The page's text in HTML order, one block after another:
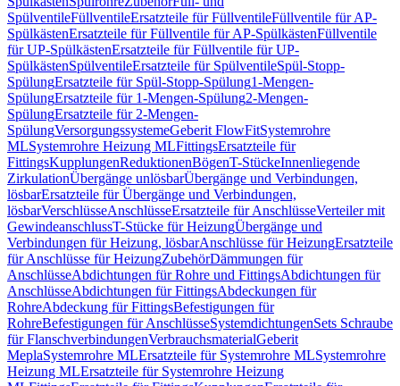
SpülventileFüllventileErsatzteile für FüllventileFüllventile für AP-
SpülkästenErsatzteile für Füllventile für AP-SpülkästenFüllventile
für UP-SpülkästenErsatzteile für Füllventile für UP-
SpülkästenSpülventileErsatzteile für SpülventileSpül-Stopp-
SpülungErsatzteile für Spül-Stopp-Spülung1-Mengen-
SpülungErsatzteile für 1-Mengen-Spülung2-Mengen-
SpülungErsatzteile für 2-Mengen-
SpülungVersorgungssystemeGeberit FlowFitSystemrohre
MLSystemrohre Heizung MLFittingsErsatzteile für
FittingsKupplungenReduktionenBögenT-StückeInnenliegende
ZirkulationÜbergänge unlösbarÜbergänge und Verbindungen,
lösbarErsatzteile für Übergänge und Verbindungen,
lösbarVerschlüsseAnschlüsseErsatzteile für AnschlüsseVerteiler mit
GewindeanschlussT-Stücke für HeizungÜbergänge und
Verbindungen für Heizung, lösbarAnschlüsse für HeizungErsatzteile
für Anschlüsse für HeizungZubehörDämmungen für
AnschlüsseAbdichtungen für Rohre und FittingsAbdichtungen für
AnschlüsseAbdichtungen für FittingsAbdeckungen für
RohreAbdeckung für FittingsBefestigungen für
RohreBefestigungen für AnschlüsseSystemdichtungenSets Schraube
für FlanschverbindungenVerbrauchsmaterialGeberit
MeplaSystemrohre MLErsatzteile für Systemrohre MLSystemrohre
Heizung MLErsatzteile für Systemrohre Heizung